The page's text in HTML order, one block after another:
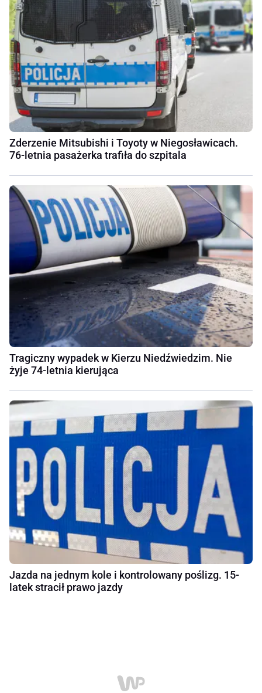
Zderzenie Mitsubishi i Toyoty w Niegosławicach.
76-letnia pasażerka trafiła do szpitala
Tragiczny wypadek w Kierzu Niedźwiedzim. Nie
żyje 74-letnia kierująca
Jazda na jednym kole i kontrolowany poślizg. 15-
latek stracił prawo jazdy